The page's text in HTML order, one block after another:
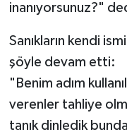
inanıyorsunuz?"
Sanıkların kendi
şöyle devam etti:
"Benim adım
verenler tahliye
tanık dinledik